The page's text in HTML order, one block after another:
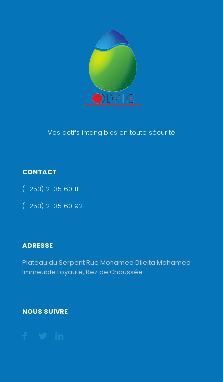
Vos actifs intangibles en toute sécurité
CONTACT
(+253) 21 35 60 11
(+253) 21 35 60 92
ADRESSE
Plateau du Serpent Rue Mohamed Dileita Mohamed
Immeuble Loyauté, Rez de Chaussée.
NOUS SUIVRE